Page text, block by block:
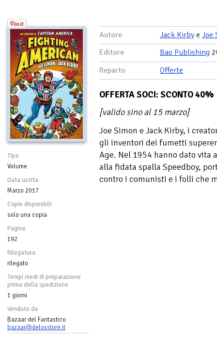
Tipo
Volume
Data uscita
Marzo 2017
Copie disponibili
solo una copia
Pagine
192
Rilegatura
rilegato
Tempi medi di preparazione
prima della spedizione
1 giorni
Venduto da
Bazaar del Fantastico
bazaar@delosstore.it
Autore Jack Kirby e Joe
Editore
Bao Publishing
Reparto
Offerte
OFFERTA SOCI: SCONTO 40%
[valido sino al 15 marzo]
Joe Simon e Jack Kirby, i
gli inventori dei fumetti
Age. Nel 1954 hanno dato vita
alla fidata spalla Speedboy,
contro i comunisti e i folli che